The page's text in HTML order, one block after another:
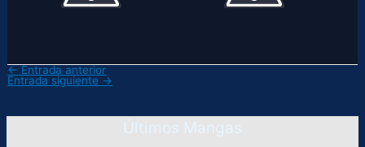
← Entrada anterior
Entrada siguiente →
Últimos Mangas